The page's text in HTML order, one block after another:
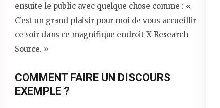
ensuite le public avec quelque chose comme : «
C’est un grand plaisir pour moi de vous accueillir
ce soir dans ce magnifique endroit X Research
Source. »
COMMENT FAIRE UN DISCOURS
EXEMPLE ?